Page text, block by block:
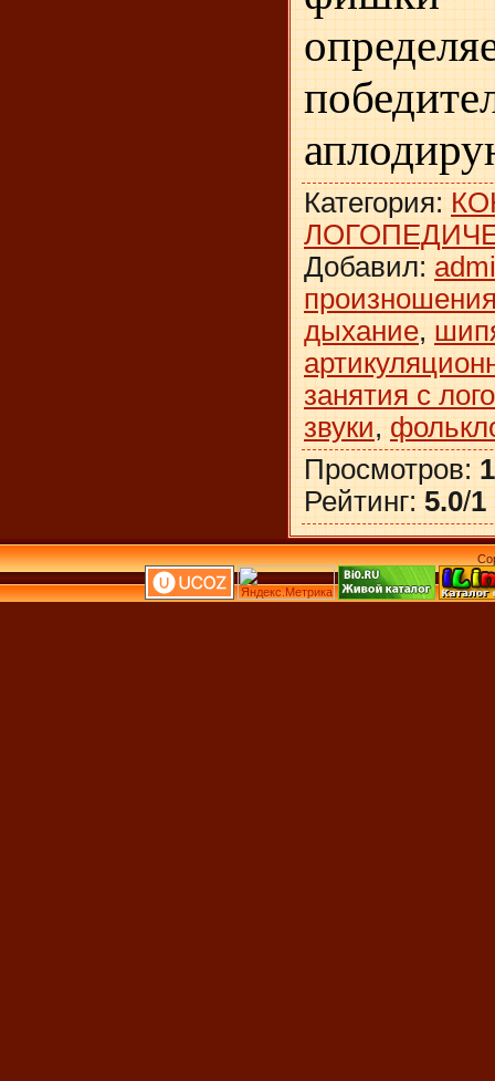
Категория:
Добавил:
дыхание,
занятия с
звуки,
Просмотров:
Рейтинг: 5.0/1